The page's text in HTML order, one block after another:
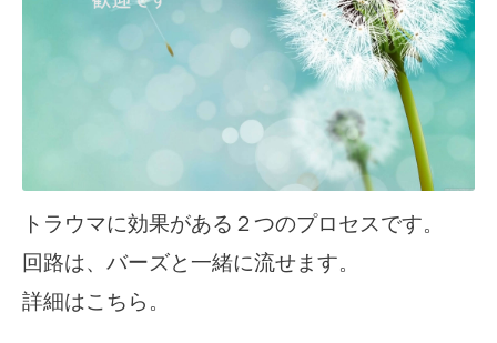
トラウマに効果がある２つのプロセスです。
回路は、バーズと一緒に流せます。
詳細はこちら 。